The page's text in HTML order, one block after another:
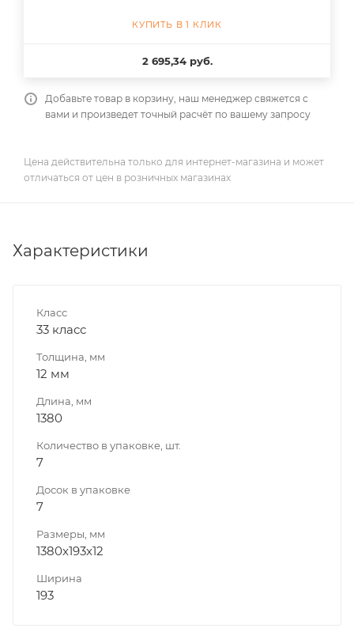
КУПИТЬ В 1 КЛИК
2 695,34 руб.
Добавьте товар в корзину, наш менеджер свяжется с
вами и произведет точный расчёт по вашему запросу
Цена действительна только для интернет-магазина и может
отличаться от цен в розничных магазинах
Характеристики
Класс
33 класс
Толщина, мм
12 мм
Длина, мм
1380
Количество в упаковке, шт.
7
Досок в упаковке
7
Размеры, мм
1380x193x12
Ширина
193